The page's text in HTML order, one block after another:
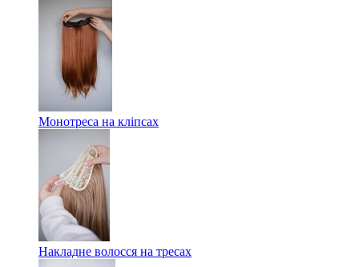
Монотреса на кліпсах
Накладне волосся на тресах